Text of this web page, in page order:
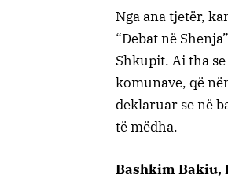
Nga ana tjetër,
“Debat në
Shkupit. Ai tha
komunave, që
deklaruar se në
të mëdha.
Bashkim Bakiu,